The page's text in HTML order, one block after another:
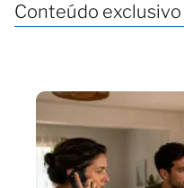
Conteúdo exclusivo